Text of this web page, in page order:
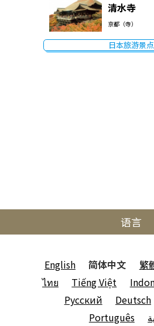
清水寺
京都（寺）
日本旅游景点
语言
English 简体中文 繁
ไทย
Tiếng Việt
Русский
Deutsch
Português